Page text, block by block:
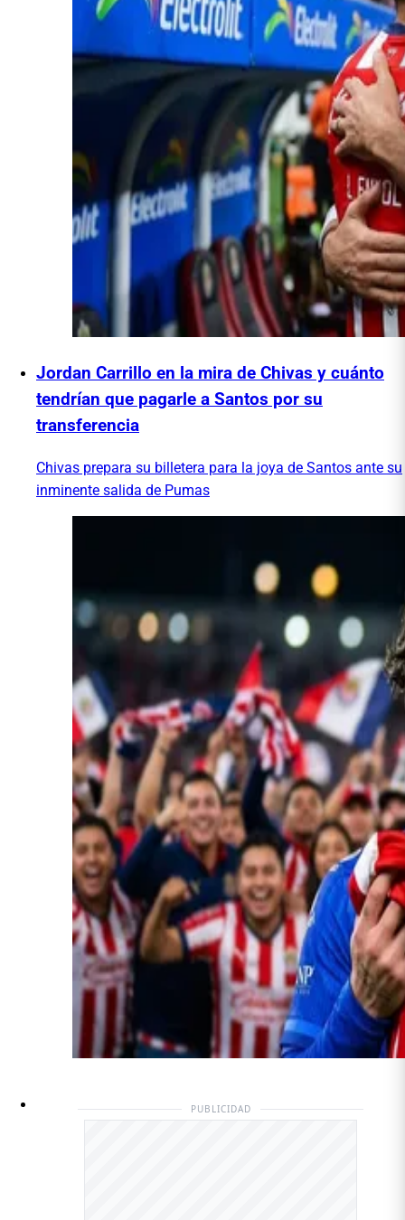
Jordan Carrillo en la mira de Chivas y cuánto
tendrían que pagarle a Santos por su
transferencia
Chivas prepara su billetera para la joya de Santos ante su
inminente salida de Pumas
PUBLICIDAD